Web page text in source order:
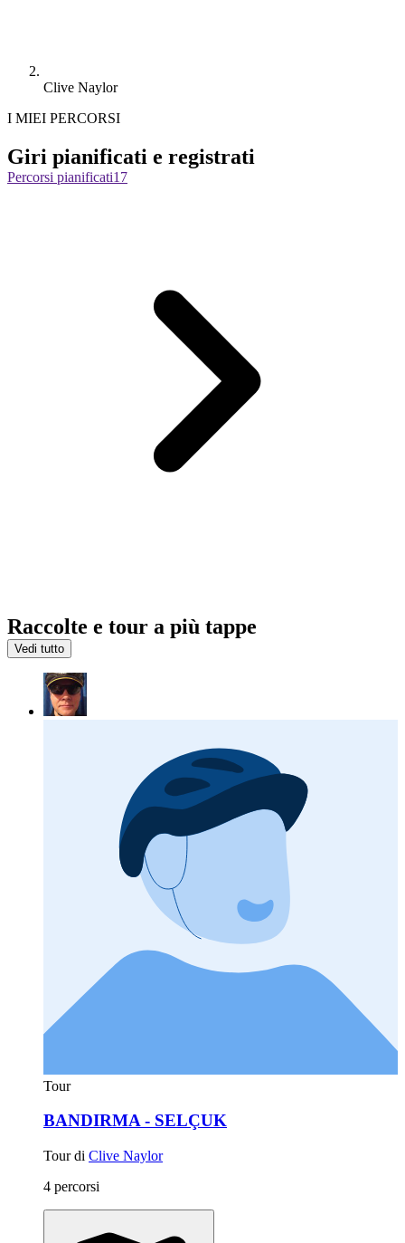
Clive Naylor
I MIEI PERCORSI
Giri pianificati e registrati
Percorsi pianificati17
Raccolte e tour a più tappe
Vedi tutto
Tour
BANDIRMA - SELÇUK
Tour di Clive Naylor
4 percorsi